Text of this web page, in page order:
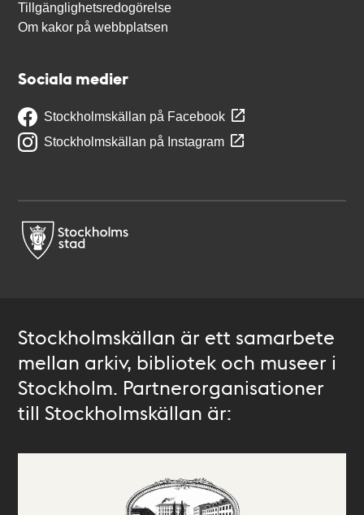
Tillgänglighetsredogörelse
Om kakor på webbplatsen
Sociala medier
Stockholmskällan på Facebook
Stockholmskällan på Instagram
Stockholmskällan är ett samarbete
mellan arkiv, bibliotek och museer i
Stockholm. Partnerorganisationer
till Stockholmskällan är: